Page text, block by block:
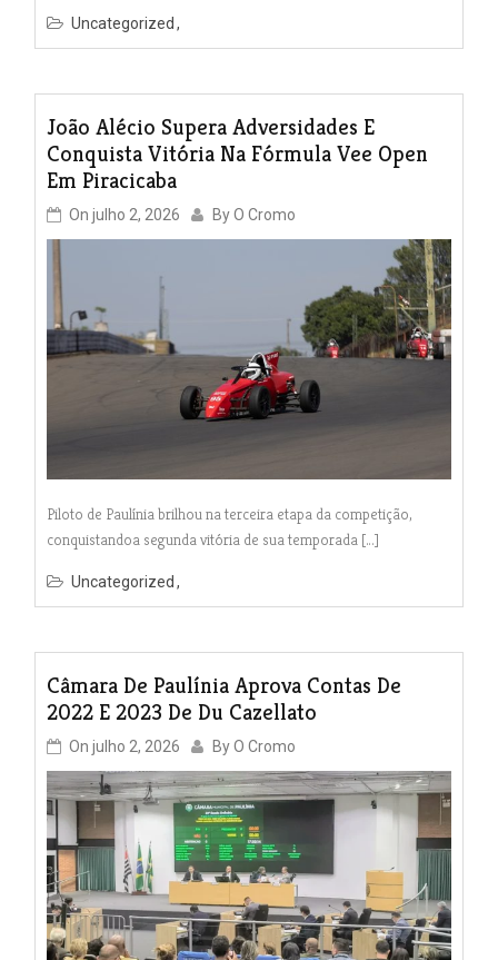
Uncategorized
João Alécio Supera Adversidades E
Conquista Vitória Na Fórmula Vee Open
Em Piracicaba
On julho 2, 2026 ByO Cromo
Piloto de Paulínia brilhou na terceira etapa da competição,
conquistandoa segunda vitória de sua temporada […]
Uncategorized
Câmara De Paulínia Aprova Contas De
2022 E 2023 De Du Cazellato
On julho 2, 2026 ByO Cromo